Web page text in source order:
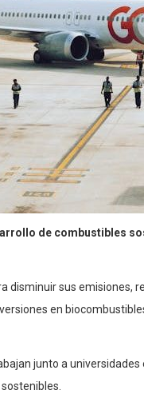
de combustibles
sus emisiones,
en
junto a